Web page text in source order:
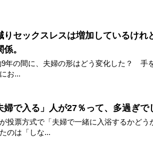
りセックスレスは増加しているけれ
。
9年の間に、夫婦の形はどう変化した？ 手
お...
婦で入る」人が27％って、多過ぎで
投票方式で「夫婦で一緒に入浴するかどう
のは「しな...